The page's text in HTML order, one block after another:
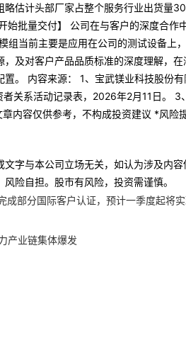
估计头部厂家占整个服务行业出货量
批量交付】 公司在与客户的深度合作
组当前主要是应用在公司的测试设备上
及对客户产品品质标准的深度理解，
。 内容来源： 1、宝武镁业科技股份
关系活动记录表，2026年2月11日。 3
内容仅供参考，不构成投资建议 *风险
字与本公司立场无关，如认为涉及内
险自担。股市有风险，投资需谨慎。
成部分国际客户认证，预计一季度起
产业链集体爆发